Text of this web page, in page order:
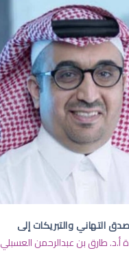
التهاني والتبريكات إلى
أ.د. ​طارق بن عبدالرحمن العسبلي